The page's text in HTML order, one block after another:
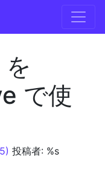
ン
で使
投稿者: %s